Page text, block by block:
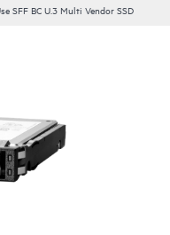
SFF BC U.3 Multi Vendor SSD